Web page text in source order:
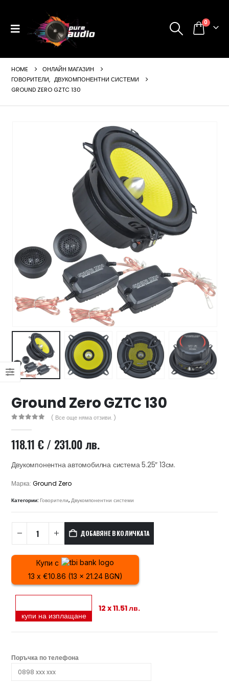
0
HOME
ОНЛАЙН МАГАЗИН
ГОВОРИТЕЛИ, ДВУКОМПОНЕНТНИ СИСТЕМИ
GROUND ZERO GZTC 130
Ground Zero GZTC 130
( Все още няма отзиви. )
118.11 €/ 231.00 лв.
Двукомпонентна автомобилна система 5.25″ 13см.
Марка:Ground Zero
Категории:Говорители,Двукомпонентни системи
ДОБАВЯНЕ В КОЛИЧКАТА
Купи с
13 x €10.86 (13 x 21.24 BGN)
купи на изплащане
12 x 11.51 лв.
Поръчка по телефона